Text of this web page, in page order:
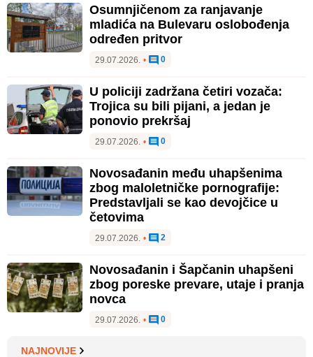
Osumnjičenom za ranjavanje
mladića na Bulevaru oslobođenja
određen pritvor
29.07.2026. • 0
U policiji zadržana četiri vozača:
Trojica su bili pijani, a jedan je
ponovio prekršaj
29.07.2026. • 0
Novosađanin među uhapšenima
zbog maloletničke pornografije:
Predstavljali se kao devojčice u
četovima
29.07.2026. • 2
Novosađanin i Šapčanin uhapšeni
zbog poreske prevare, utaje i pranja
novca
29.07.2026. • 0
NAJNOVIJE